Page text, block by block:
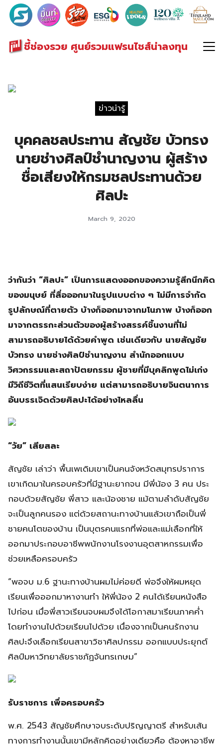
ชี้ช่องรวย ศูนย์รวมแฟรนไชส์น่าลงทุน
Search
for:
ข่าวน่ารู้
บุคคลชลประทาน สัญชัย บัวทรง
นายช่างศิลป์ชำนาญงาน ผู้สร้าง
ชื่อเสียงให้กรมชลประทานด้วย
ศิลปะ
March 9, 2020
ว่ากันว่า “ศิลปะ” เป็นการแสดงออกของความรู้สึกนึกคิด
ของมนุษย์ ที่สื่อออกมาในรูปแบบต่าง ๆ ไม่มีการจำกัด
รูปลักษณ์ที่ตายตัว บ้างก็ออกมาจากมโนภาพ บ้างก็ออก
มาจากตรรกะส่วนตัวของผู้สร้างสรรค์ชิ้นงานที่ไม่
สามารถอธิบายได้ด้วยคำพูด เช่นเดียวกับ นายสัญชัย
บัวทรง นายช่างศิลป์ชำนาญงาน สำนักออกแบบ
วิศวกรรมและสถาปัตยกรรม ผู้ชายที่มีบุคลิกพูดไม่เก่ง
มีวิถีชีวิตที่แสนเรียบง่าย แต่สามารถอธิบายจินตนาการ
อันบรรเจิดด้วยศิลปะได้อย่างไหลลื่น
“วัย” เสียสละ
สัญชัย เล่าว่า พื้นเพเดิมเขาเป็นคนจังหวัดสมุทรปราการ
เขาเกิดมาในครอบครัวที่มีฐานะยากจน มีพี่น้อง 3 คน ประ
กอบด้วยสัญชัย พี่สาว และน้องชาย แม้ตามลำดับสัญชัย
จะเป็นลูกคนรอง แต่ด้วยสถานะทางบ้านแล้วเขาถือเป็นพี่
ชายคนโตของบ้าน เป็นบุตรคนแรกที่พ่อและแม่เลือกที่ให้
ออกมาประกอบอาชีพพนักงานโรงงานอุตสาหกรรมเพื่อ
ช่วยเหลือครอบครัว
“พอจบ ม.6 ฐานะทางบ้านผมไม่ค่อยดี พ่อจึงให้ผมหยุด
เรียนเพื่อออกมาหางานทำ ให้พี่น้อง 2 คนได้เรียนหนังสือ
ไปก่อน เมื่อพี่สาวเรียนจบผมจึงได้โอกาสมาเรียนภาคค่ำ
โดยทำงานไปด้วยเรียนไปด้วย เนื่องจากเป็นคนรักงาน
ศิลปะจึงเลือกเรียนสาขาวิชาศิลปกรรม ออกแบบประยุกต์
ศิลป์มหาวิทยาลัยราชภัฏจันทรเกษม”
รับราชการ เพื่อครอบครัว
พ.ศ. 2543 สัญชัยศึกษาจบระดับปริญญาตรี สำหรับเส้น
ทางการทำงานนั้นเขามีหลักคิดอย่างเดียวคือ ต้องหาอาชีพ